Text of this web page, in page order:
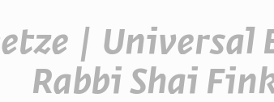
| Universal
Rabbi Shai